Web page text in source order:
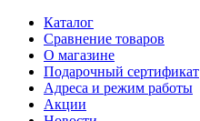
Каталог
Сравнение товаров
О магазине
Подарочный сертификат
Адреса и режим работы
Акции